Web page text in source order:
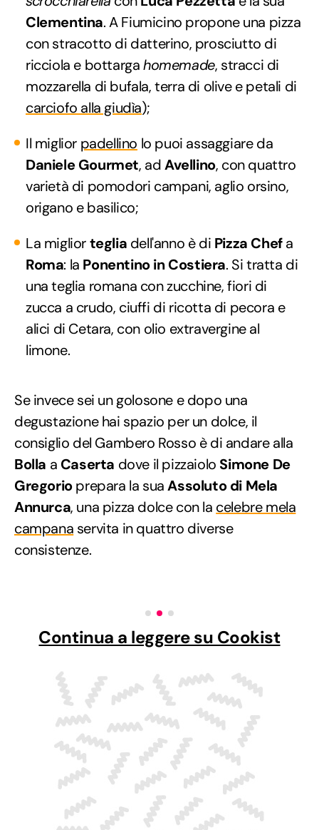
Clementina. A Fiumicino propone una pizza
con stracotto di datterino, prosciutto di
ricciola e bottargahomemade, stracci di
mozzarella di bufala, terra di olive e petali di
carciofo alla giudìa);
Il miglior padellino lo puoi assaggiare da
Daniele Gourmet, adAvellino, con quattro
varietà di pomodori campani, aglio orsino,
origano e basilico;
La migliorteglia dell'anno è di Pizza Chefa
Roma: la Ponentino in Costiera. Si tratta di
una teglia romana con zucchine, fiori di
zucca a crudo, ciuffi di ricotta di pecora e
alici di Cetara, con olio extravergine al
limone.
Se invece sei un golosone e dopo una
degustazione hai spazio per un dolce, il
consiglio del Gambero Rosso è di andare alla
Bolla a Caserta dove il pizzaiolo Simone De
Gregorioprepara la suaAssoluto di Mela
Annurca, una pizza dolce con la celebre mela
campana servita in quattro diverse
consistenze.
Continua a leggere su Cookist